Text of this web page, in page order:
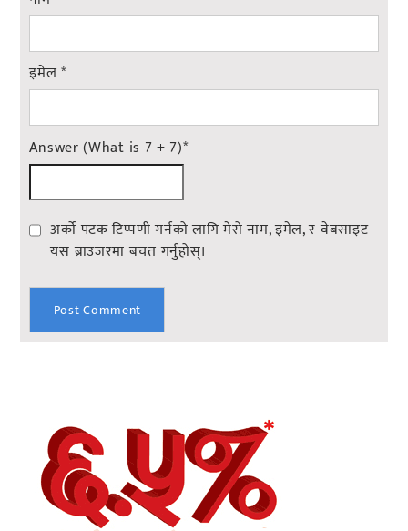
इमेल*
Answer (What is 7 + 7)*
अर्को पटक टिप्पणी गर्नको लागि मेरो नाम, इमेल, र वेबसाइट
यस ब्राउजरमा बचत गर्नुहोस्।